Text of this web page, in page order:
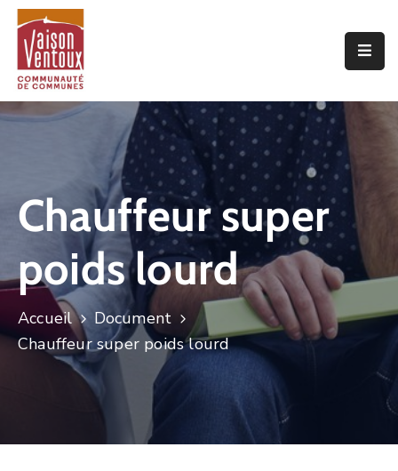
Accueil
L’interco
Economie
Projets
De
Territoire
Découvrir
Chauffeur super
poids lourd
Accueil
Document
Chauffeur super poids lourd